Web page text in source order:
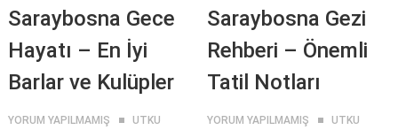
Saraybosna Gece
Hayatı – En İyi
Barlar ve Kulüpler
YORUM YAPILMAMIŞ UTKU
Saraybosna Gezi
Rehberi – Önemli
Tatil Notları
YORUM YAPILMAMIŞ UTKU